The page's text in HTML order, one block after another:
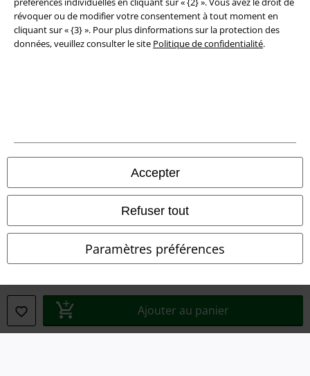
révoquer ou de modifier votre consentement à tout moment en
cliquant sur « {3} ». Pour plus dinformations sur la protection des
données, veuillez consulter le site Politique de confidentialité.
Accepter
Refuser tout
Paramètres préférences
Ajouter au panier
Clauses de confidentialité
Élimination des déchets et protection de l'environnement
Tous nos prix sont T.T.C. Cependant, ils ne comprennent pasles frais
© 1986-2026 Large Popmerchandising BV
Boutiques en ligne EMP
EMP International